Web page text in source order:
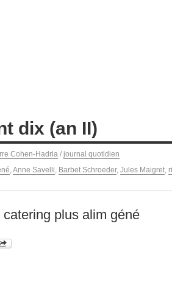
dix (an II)
Cohen-Hadria / journal quotidien
Anne Savelli Barbet Schroeder, Jules Maigret
plus alim géné